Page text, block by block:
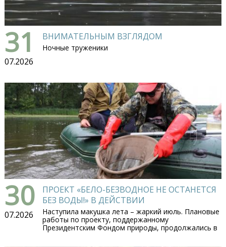
31
07.2026
ВНИМАТЕЛЬНЫМ ВЗГЛЯДОМ
Ночные труженики
30
07.2026
ПРОЕКТ «БЕЛО-БЕЗВОДНОЕ НЕ ОСТАНЕТСЯ
БЕЗ ВОДЫ!» В ДЕЙСТВИИ
Наступила макушка лета – жаркий июль. Плановые
работы по проекту, поддержанному
Президентским Фондом природы, продолжались в